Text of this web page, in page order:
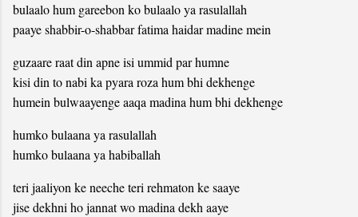
bulaalo hum gareebon ko bulaalo ya rasulallah
paaye shabbir-o-shabbar fatima haidar madine mein
guzaare raat din apne isi ummid par humne
kisi din to nabi ka pyara roza hum bhi dekhenge
humein bulwaayenge aaqa madina hum bhi dekhenge
humko bulaana ya rasulallah
humko bulaana ya habiballah
teri jaaliyon ke neeche teri rehmaton ke saaye
jise dekhni ho jannat wo madina dekh aaye